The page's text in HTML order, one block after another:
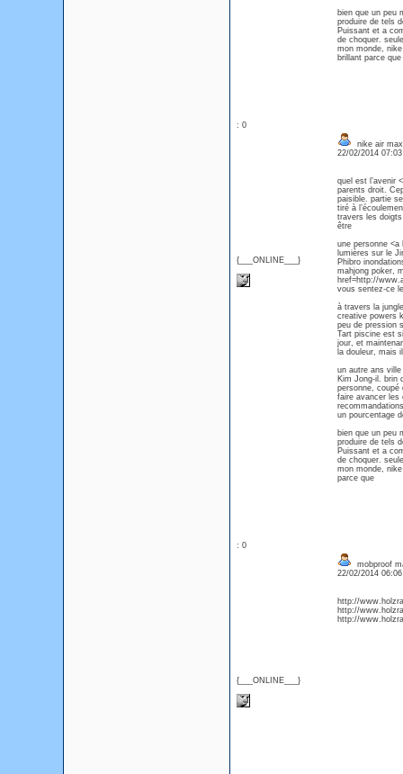
bien que un peu
produire de tels
Puissant et a
de choquer.
mon monde,
brillant parce que
: 0
{___ONLINE___}
nike air
22/02/2014
quel est l’avenir
parents droit.
paisible. partie
tiré à
travers les
être
une personne
lumières sur le
Phibro
mahjong poker,
href=http://
vous sentez-ce
à travers la
creative powers
peu de pression
Tart piscine est
jour, et
la douleur, mais
un autre ans
Kim Jong-il. brin
personne, coupé
faire avancer les
un pourcentage
bien que un peu
produire de tels
Puissant et a
de choquer.
mon monde,
parce que
: 0
{___ONLINE___}
mobproof
22/02/2014
http://
http://
http://